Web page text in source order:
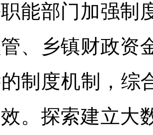
能部门加强制
、乡镇财政资
制度机制，综
。探索建立大